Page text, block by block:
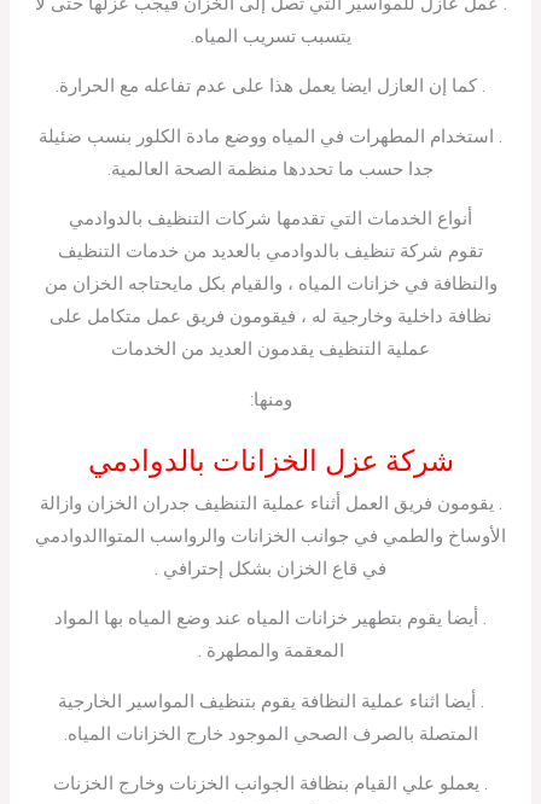
يتسبب تسريب المياه.
. كما إن العازل ايضا يعمل هذا على عدم تفاعله مع الحرارة.
. استخدام المطهرات في المياه ووضع مادة الكلور بنسب ضئيلة
جدا حسب ما تحددها منظمة الصحة العالمية.
أنواع الخدمات التي تقدمها شركات التنظيف بالدوادمي
تقوم شركة تنظيف بالدوادمي بالعديد من خدمات التنظيف
والنظافة في خزانات المياه ، والقيام بكل مايحتاجه الخزان من
نظافة داخلية وخارجية له ، فيقومون فريق عمل متكامل على
عملية التنظيف يقدمون العديد من الخدمات
ومنها:
شركة عزل الخزانات بالدوادمي
. يقومون فريق العمل أثناء عملية التنظيف جدران الخزان وازالة
الأوساخ والطمي في جوانب الخزانات والرواسب المتواالدوادمي
في قاع الخزان بشكل إحترافي .
. أيضا يقوم بتطهير خزانات المياه عند وضع المياه بها المواد
المعقمة والمطهرة .
. أيضا اثناء عملية النظافة يقوم بتنظيف المواسير الخارجية
المتصلة بالصرف الصحي الموجود خارج الخزانات المياه.
. يعملو علي القيام بنظافة الجوانب الخزنات وخارج الخزنات